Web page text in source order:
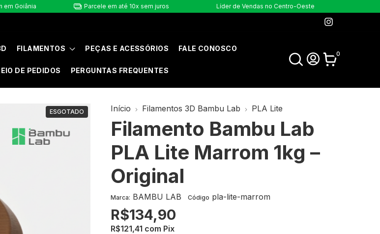
em Goiânia Parcele em até 10x sem juros Líder de Vendas no Centro-Oeste
FILAMENTOS PEÇAS E ACESSÓRIOS FALE CONOSCO
DE PEDIDOS PERGUNTAS FREQUENTES
0
ESGOTADO Início Filamentos 3D Bambu Lab PLA Lite
Filamento Bambu Lab
PLA Lite Marrom 1kg –
Original
Marca: BAMBU LAB Código pla-lite-marrom
R$134,90
R$121,41 com Pix